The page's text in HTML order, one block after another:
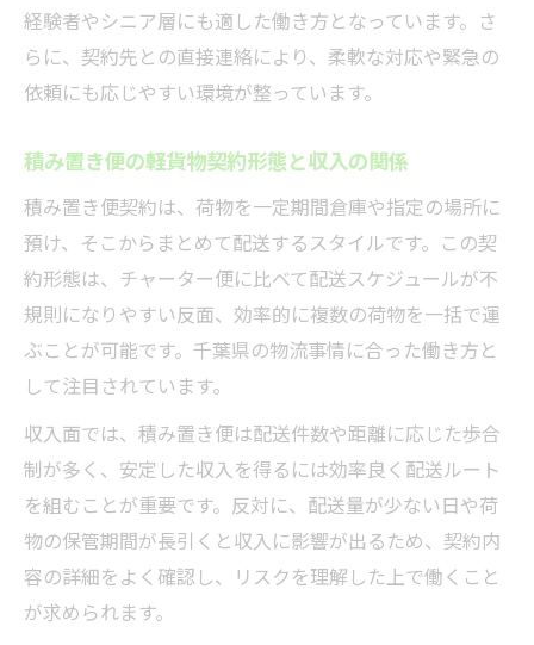
経験者やシニア層にも適した働き方となっています。さ
らに、契約先との直接連絡により、柔軟な対応や緊急の
依頼にも応じやすい環境が整っています。
積み置き便の軽貨物契約形態と収入の関係
積み置き便契約は、荷物を一定期間倉庫や指定の場所に
預け、そこからまとめて配送するスタイルです。この契
約形態は、チャーター便に比べて配送スケジュールが不
規則になりやすい反面、効率的に複数の荷物を一括で運
ぶことが可能です。千葉県の物流事情に合った働き方と
して注目されています。
収入面では、積み置き便は配送件数や距離に応じた歩合
制が多く、安定した収入を得るには効率良く配送ルート
を組むことが重要です。反対に、配送量が少ない日や荷
物の保管期間が長引くと収入に影響が出るため、契約内
容の詳細をよく確認し、リスクを理解した上で働くこと
が求められます。